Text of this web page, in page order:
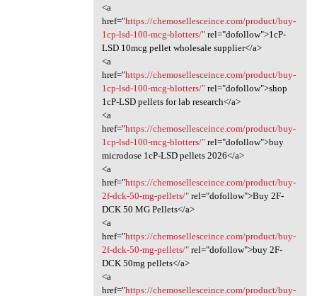
<a
href="https://chemosellesceince.com/product/buy-
1cp-lsd-100-mcg-blotters/"rel="dofollow">1cP-
LSD 10mcg pellet wholesale supplier</a>
<a
href="https://chemosellesceince.com/product/buy-
1cp-lsd-100-mcg-blotters/"rel="dofollow">shop
1cP-LSD pellets for lab research</a>
<a
href="https://chemosellesceince.com/product/buy-
1cp-lsd-100-mcg-blotters/"rel="dofollow">buy
microdose 1cP-LSD pellets 2026</a>
<a
href="https://chemosellesceince.com/product/buy-
2f-dck-50-mg-pellets/"rel="dofollow">Buy 2F-
DCK 50 MG Pellets</a>
<a
href="https://chemosellesceince.com/product/buy-
2f-dck-50-mg-pellets/"rel="dofollow">buy 2F-
DCK 50mg pellets</a>
<a
href="https://chemosellesceince.com/product/buy-